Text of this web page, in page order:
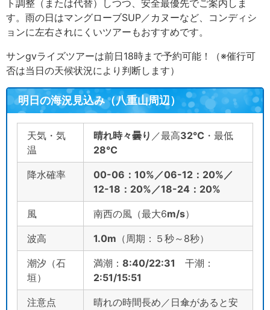
ト調整（または代替）しつつ、安全最優先でご案内しま
す。雨の日はマングローブSUP／カヌーなど、コンディシ
ョンに左右されにくいツアーもおすすめです。
サンgvライズツアーは前日18時まで予約可能！（※催行可
否は当日の天候状況により判断します）
明日の海況見込み（八重山周辺）
天気・気
温
晴れ時々曇り ／最高32℃ ・最低
28℃
降水確率
00-06：10%／06-12：20%／
12-18：20%／18-24：20%
風 南西の風（最大6m/s）
波高 1.0m （周期：５秒～8秒）
潮汐（石
垣）
満潮： 8:40/22:31 干潮：
2:51/15:51
注意点
晴れの時間長め／日傘があると安